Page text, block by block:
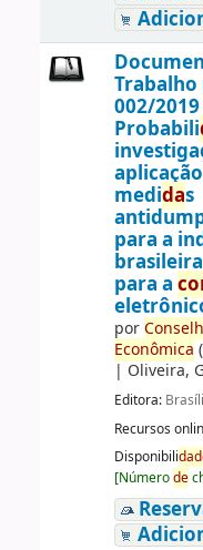
Trabalho
002/2019
Probabili
aplicação
medidas
para a
para a
por
Econômica
| Oliveira,
Editora:
Recursos
Disponibilida
[Númerode